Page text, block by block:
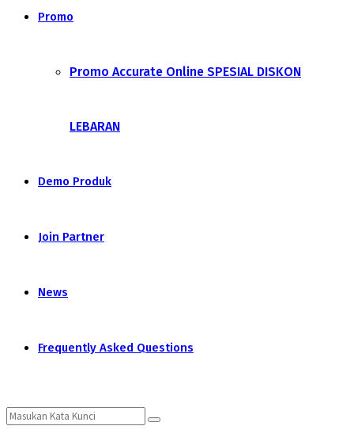
Promo
Promo Accurate Online SPESIAL DISKON
LEBARAN
Demo Produk
Join Partner
News
Frequently Asked Questions
Search
Search